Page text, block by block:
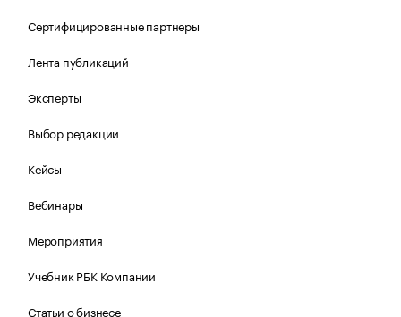
Сертифицированные партнеры
Лента публикаций
Эксперты
Выбор редакции
Кейсы
Вебинары
Мероприятия
Учебник РБК Компании
Статьи о бизнесе